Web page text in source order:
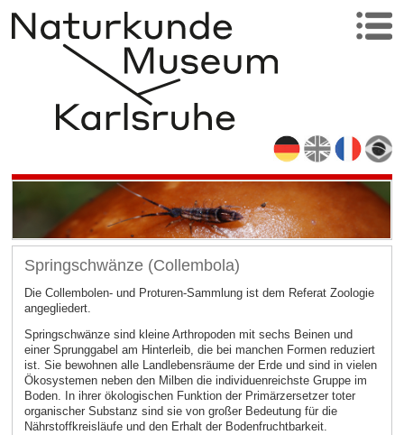
Springschwänze (Collembola)
Die Collembolen- und Proturen-Sammlung ist dem Referat Zoologie
angegliedert.
Springschwänze sind kleine Arthropoden mit sechs Beinen und
einer Sprunggabel am Hinterleib, die bei manchen Formen reduziert
ist. Sie bewohnen alle Landlebensräume der Erde und sind in vielen
Ökosystemen neben den Milben die individuenreichste Gruppe im
Boden. In ihrer ökologischen Funktion der Primärzersetzer toter
organischer Substanz sind sie von großer Bedeutung für die
Nährstoffkreisläufe und den Erhalt der Bodenfruchtbarkeit.